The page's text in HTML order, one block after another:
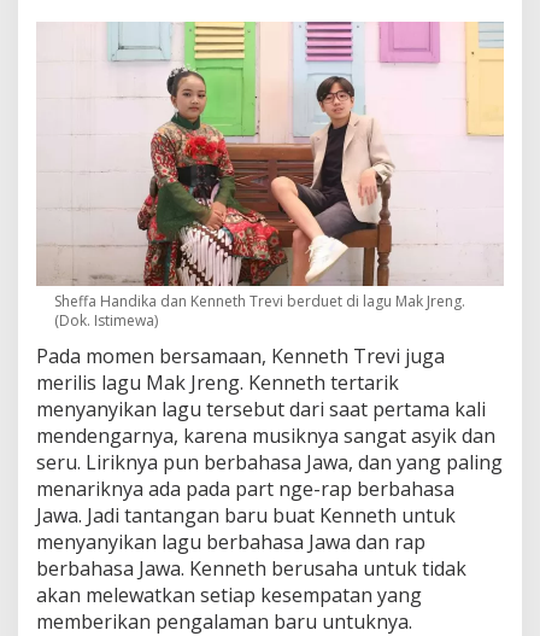
Sheffa Handika dan Kenneth Trevi berduet di lagu Mak Jreng.
(Dok. Istimewa)
Pada momen bersamaan, Kenneth Trevi juga
merilis lagu Mak Jreng. Kenneth tertarik
menyanyikan lagu tersebut dari saat pertama kali
mendengarnya, karena musiknya sangat asyik dan
seru. Liriknya pun berbahasa Jawa, dan yang paling
menariknya ada pada part nge-rap berbahasa
Jawa. Jadi tantangan baru buat Kenneth untuk
menyanyikan lagu berbahasa Jawa dan rap
berbahasa Jawa. Kenneth berusaha untuk tidak
akan melewatkan setiap kesempatan yang
memberikan pengalaman baru untuknya.